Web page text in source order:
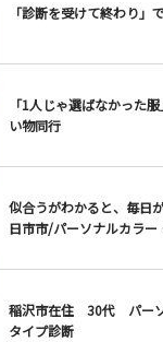
「診断を受けて終わり」
「1人じゃ選ばなかった
い物同行
似合うがわかると、毎日
日市市/パーソナルカラ
稲沢市在住 30代 パー
タイプ診断